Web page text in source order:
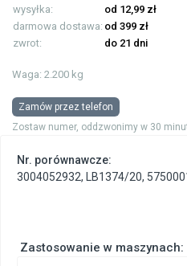
wysyłka:
od 12,99 zł
darmowa dostawa: od 399 zł
zwrot:
do 21 dni
Waga: 2.200 kg
Zamów przez telefon
Zostaw numer, oddzwonimy w 30
Zastosowanie w maszynach:
Nr. porównawcze:
3004052932, LB1374/20,